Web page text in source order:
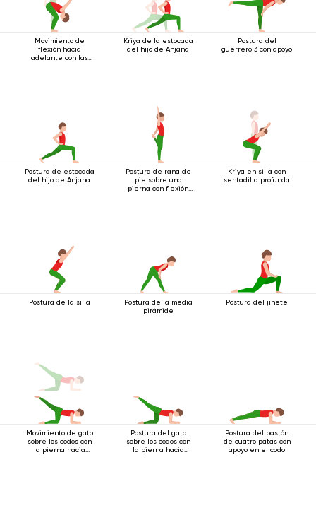
Movimiento de
flexión hacia
adelante con las
Kriya de la estocada
del hijo de Anjana
Postura del
guerrero 3 con apoyo
Postura de estocada
del hijo de Anjana
Postura de rana de
pie sobre una
pierna con flexión
Kriya en silla con
sentadilla profunda
Postura de la silla
Postura de la media
pirámide
Postura del jinete
Movimiento de gato
sobre los codos con
la pierna hacia
Postura del gato
sobre los codos con
la pierna hacia
Postura del bastón
de cuatro patas con
apoyo en el codo